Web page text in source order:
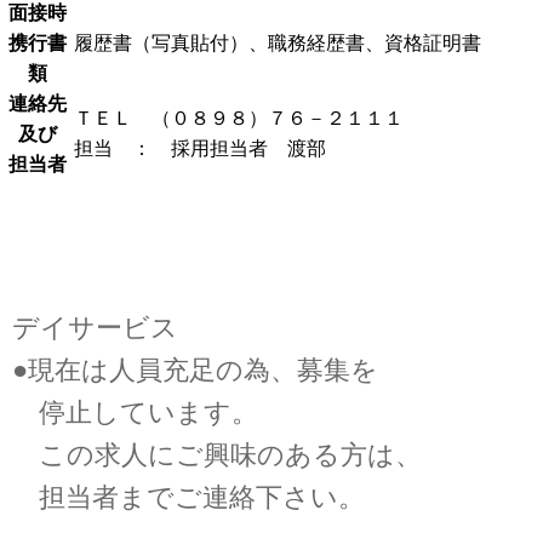
面接時
携行書
類
履歴書（写真貼付）、職務経歴書、資格証明書
連絡先
及び
担当者
ＴＥＬ （０８９８）７６－２１１１
担当 ： 採用担当者 渡部
デイサービス
●現在は人員充足の為、募集を
停止しています。
この求人にご興味のある方は、
担当者までご連絡下さい。